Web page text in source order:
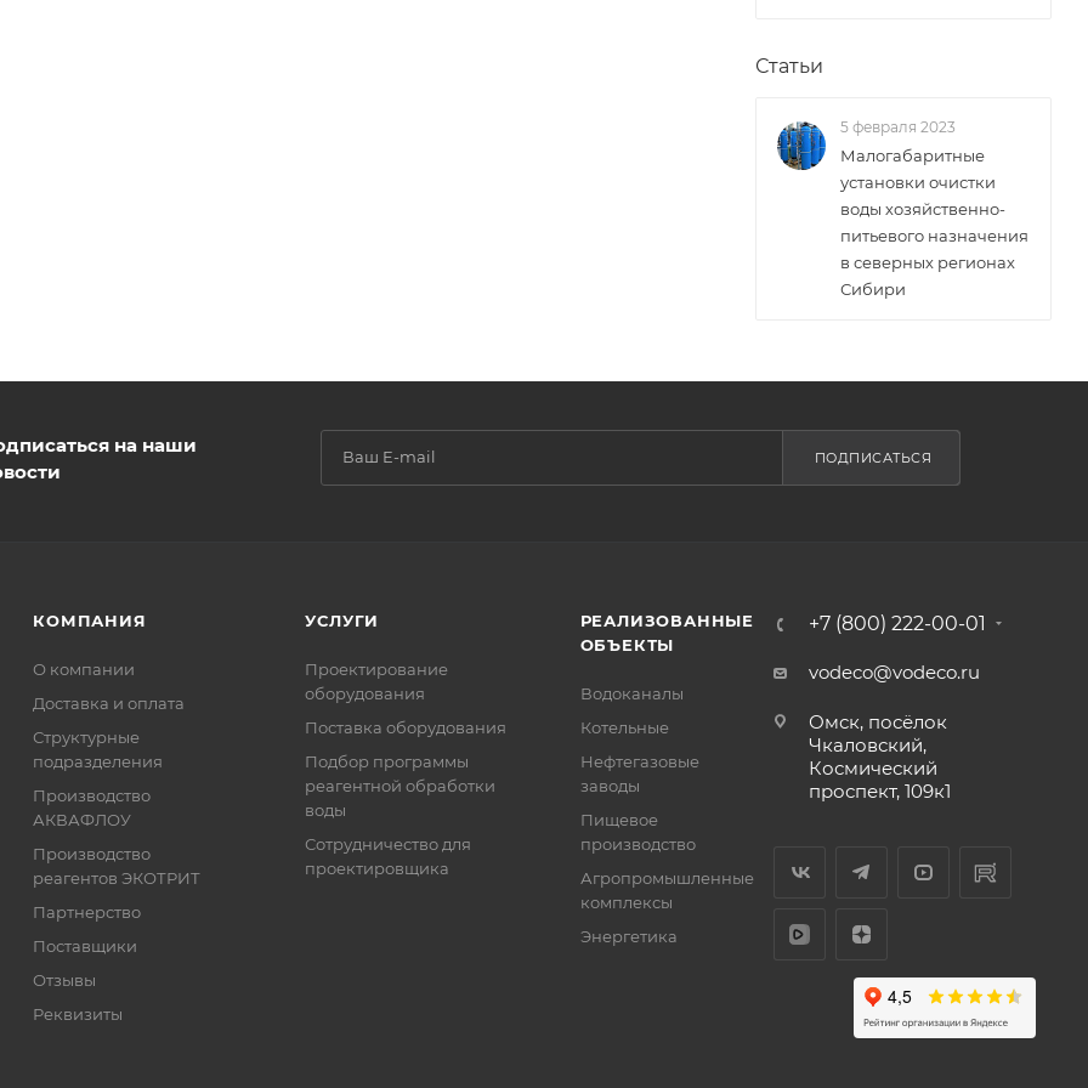
Статьи
5 февраля 2023
Малогабаритные
установки очистки
воды хозяйственно-
питьевого назначения
в северных регионах
Сибири
на наши
ПОДПИСАТЬСЯ
КОМПАНИЯ
О компании
Доставка и оплата
Структурные
подразделения
Производство
АКВАФЛОУ
Производство
реагентов ЭКОТРИТ
Партнерство
Поставщики
Отзывы
Реквизиты
УСЛУГИ
Проектирование
оборудования
Поставка оборудования
Подбор программы
реагентной обработки
воды
Сотрудничество для
проектировщика
РЕАЛИЗОВАННЫЕ
ОБЪЕКТЫ
Водоканалы
Котельные
Нефтегазовые
заводы
Пищевое
производство
Агропромышленные
комплексы
Энергетика
+7 (800) 222-00-01
vodeco@vodeco.ru
Омск, посёлок
Чкаловский,
Космический
проспект, 109к1